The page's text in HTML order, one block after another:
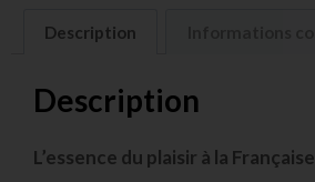
Description
Description
L’essence du plaisir à la Française